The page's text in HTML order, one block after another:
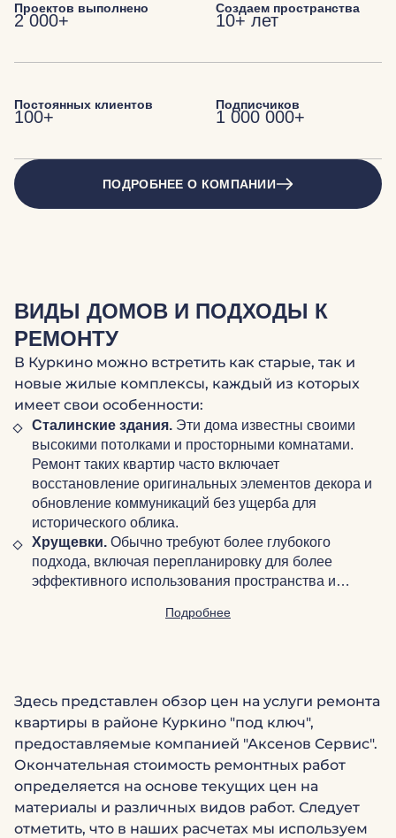
Проектов выполнено
2 000+
Создаем пространства
10+ лет
Постоянных клиентов
100+
Подписчиков
1 000 000+
ПОДРОБНЕЕ О КОМПАНИИ
ВИДЫ ДОМОВ И ПОДХОДЫ К
РЕМОНТУ
В Куркино можно встретить как старые, так и
новые жилые комплексы, каждый из которых
имеет свои особенности:
Сталинские здания. Эти дома известны своими
высокими потолками и просторными комнатами.
Ремонт таких квартир часто включает
восстановление оригинальных элементов декора и
обновление коммуникаций без ущерба для
исторического облика.
Хрущевки. Обычно требуют более глубокого
подхода, включая перепланировку для более
эффективного использования пространства и…
Подробнее
Здесь представлен обзор цен на услуги ремонта
квартиры в районе Куркино "под ключ",
предоставляемые компанией "Аксенов Сервис".
Окончательная стоимость ремонтных работ
определяется на основе текущих цен на
материалы и различных видов работ. Следует
отметить, что в наших расчетах мы используем